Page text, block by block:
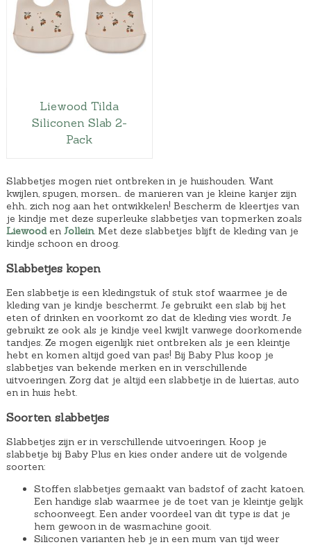
Liewood Tilda
Siliconen Slab 2-
Pack
Slabbetjes mogen niet ontbreken in je huishouden. Want
kwijlen, spugen, morsen… de manieren van je kleine kanjer zijn
ehh.. zich nog aan het ontwikkelen! Bescherm de kleertjes van
je kindje met deze superleuke slabbetjes van topmerken zoals
Liewooden Jollein. Met deze slabbetjes blijft de kleding van je
kindje schoon en droog.
Slabbetjes kopen
Een slabbetje is een kledingstuk of stuk stof waarmee je de
kleding van je kindje beschermt. Je gebruikt een slab bij het
eten of drinken en voorkomt zo dat de kleding vies wordt. Je
gebruikt ze ook als je kindje veel kwijlt vanwege doorkomende
tandjes. Ze mogen eigenlijk niet ontbreken als je een kleintje
hebt en komen altijd goed van pas! Bij Baby Plus koop je
slabbetjes van bekende merken en in verschillende
uitvoeringen. Zorg dat je altijd een slabbetje in de luiertas, auto
en in huis hebt.
Soorten slabbetjes
Slabbetjes zijn er in verschillende uitvoeringen. Koop je
slabbetje bij Baby Plus en kies onder andere uit de volgende
soorten:
Stoffen slabbetjes gemaakt van badstof of zacht katoen.
Een handige slab waarmee je de toet van je kleintje gelijk
schoonveegt. Een ander voordeel van dit type is dat je
hem gewoon in de wasmachine gooit.
Siliconen varianten heb je in een mum van tijd weer